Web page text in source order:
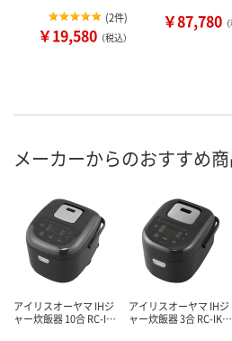
(2件)
￥19,580 （税込）
￥87,780
メーカーからのおすすめ
アイリスオーヤマ IHジ
ャー炊飯器 10合 RC-I…
アイリスオーヤマ IHジ
ャー炊飯器 3合 RC-IK…